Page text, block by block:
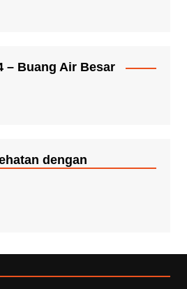
– Buang Air Besar
dengan